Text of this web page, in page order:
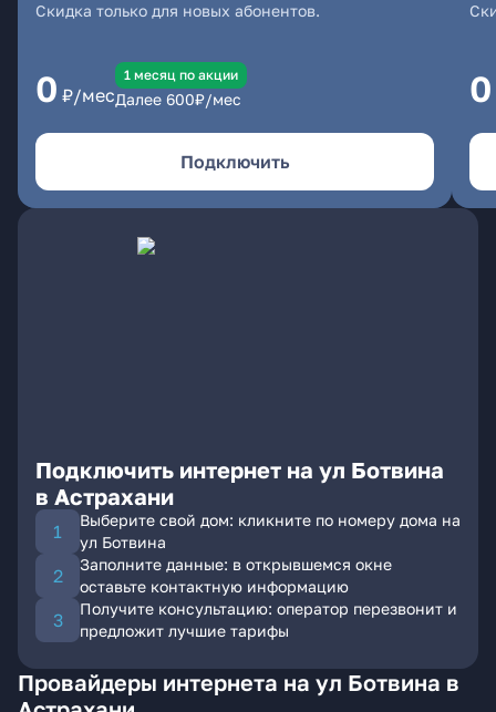
Скидка только для новых абонентов.
0 ₽/мес
1 месяц по акции
Далее 600₽/мес
Подключить
0
Подключить интернет на ул Ботвина
в Астрахани
Выберите свой дом: кликните по номеру дома на
ул Ботвина
Заполните данные: в открывшемся окне
оставьте контактную информацию
Получите консультацию: оператор перезвонит и
предложит лучшие тарифы
Провайдеры интернета на ул Ботвина в